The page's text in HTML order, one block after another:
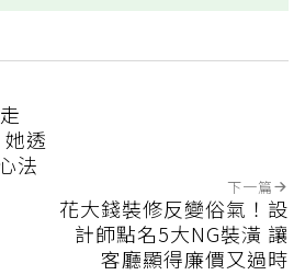
透
法
下一篇
花大錢裝修反變俗氣！設
計師點名5大NG裝潢 讓
客廳顯得廉價又過時